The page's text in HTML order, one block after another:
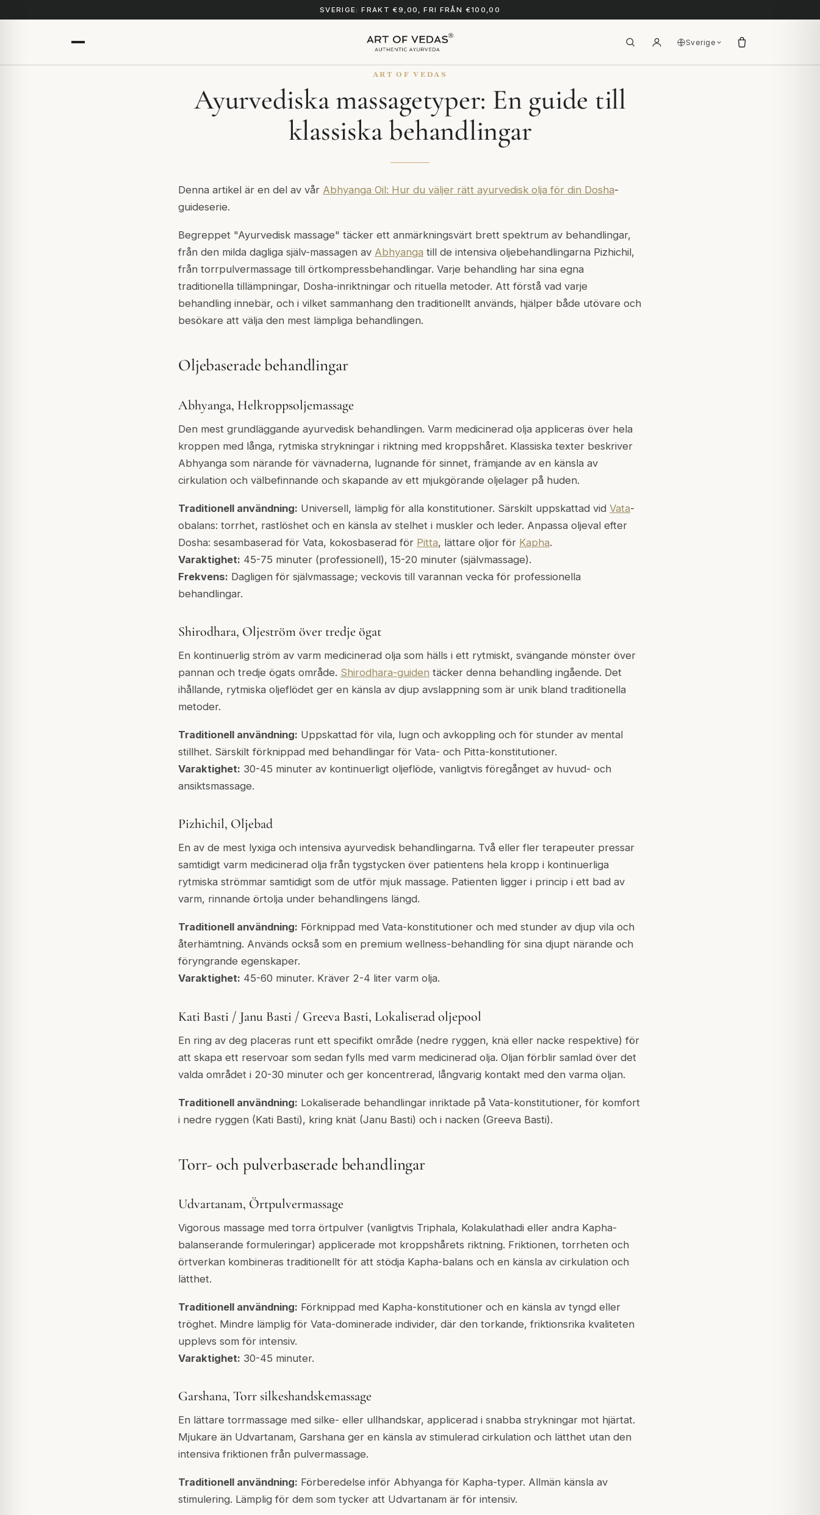
SVERIGE: FRAKT €9,00, FRI FRÅN €100,00
Sverige
ART OF VEDAS
Ayurvediska massagetyper: En guide till
klassiska behandlingar
Denna artikel är en del av vår Abhyanga Oil: Hur du väljer rätt ayurvedisk olja för din Dosha-
guideserie.
Begreppet "Ayurvedisk massage" täcker ett anmärkningsvärt brett spektrum av behandlingar,
från den milda dagliga själv-massagen av Abhyanga till de intensiva oljebehandlingarna Pizhichil,
från torrpulvermassage till örtkompressbehandlingar. Varje behandling har sina egna
traditionella tillämpningar, Dosha-inriktningar och rituella metoder. Att förstå vad varje
behandling innebär, och i vilket sammanhang den traditionellt används, hjälper både utövare och
besökare att välja den mest lämpliga behandlingen.
Oljebaserade behandlingar
Abhyanga, Helkroppsoljemassage
Den mest grundläggande ayurvedisk behandlingen. Varm medicinerad olja appliceras över hela
kroppen med långa, rytmiska strykningar i riktning med kroppshåret. Klassiska texter beskriver
Abhyanga som närande för vävnaderna, lugnande för sinnet, främjande av en känsla av
cirkulation och välbefinnande och skapande av ett mjukgörande oljelager på huden.
Traditionell användning: Universell, lämplig för alla konstitutioner. Särskilt uppskattad vid Vata-
obalans: torrhet, rastlöshet och en känsla av stelhet i muskler och leder. Anpassa oljeval efter
Dosha: sesambaserad för Vata, kokosbaserad för Pitta, lättare oljor för Kapha.
Varaktighet: 45-75 minuter (professionell), 15-20 minuter (självmassage).
Frekvens: Dagligen för självmassage; veckovis till varannan vecka för professionella
behandlingar.
Shirodhara, Oljeström över tredje ögat
En kontinuerlig ström av varm medicinerad olja som hälls i ett rytmiskt, svängande mönster över
pannan och tredje ögats område. Shirodhara-guiden täcker denna behandling ingående. Det
ihållande, rytmiska oljeflödet ger en känsla av djup avslappning som är unik bland traditionella
metoder.
Traditionell användning: Uppskattad för vila, lugn och avkoppling och för stunder av mental
stillhet. Särskilt förknippad med behandlingar för Vata- och Pitta-konstitutioner.
Varaktighet: 30-45 minuter av kontinuerligt oljeflöde, vanligtvis föregånget av huvud- och
ansiktsmassage.
Pizhichil, Oljebad
En av de mest lyxiga och intensiva ayurvedisk behandlingarna. Två eller fler terapeuter pressar
samtidigt varm medicinerad olja från tygstycken över patientens hela kropp i kontinuerliga
rytmiska strömmar samtidigt som de utför mjuk massage. Patienten ligger i princip i ett bad av
varm, rinnande örtolja under behandlingens längd.
Traditionell användning: Förknippad med Vata-konstitutioner och med stunder av djup vila och
återhämtning. Används också som en premium wellness-behandling för sina djupt närande och
föryngrande egenskaper.
Varaktighet: 45-60 minuter. Kräver 2-4 liter varm olja.
Kati Basti / Janu Basti / Greeva Basti, Lokaliserad oljepool
En ring av deg placeras runt ett specifikt område (nedre ryggen, knä eller nacke respektive) för
att skapa ett reservoar som sedan fylls med varm medicinerad olja. Oljan förblir samlad över det
valda området i 20-30 minuter och ger koncentrerad, långvarig kontakt med den varma oljan.
Traditionell användning: Lokaliserade behandlingar inriktade på Vata-konstitutioner, för komfort
i nedre ryggen (Kati Basti), kring knät (Janu Basti) och i nacken (Greeva Basti).
Torr- och pulverbaserade behandlingar
Udvartanam, Örtpulvermassage
Vigorous massage med torra örtpulver (vanligtvis Triphala, Kolakulathadi eller andra Kapha-
balanserande formuleringar) applicerade mot kroppshårets riktning. Friktionen, torrheten och
örtverkan kombineras traditionellt för att stödja Kapha-balans och en känsla av cirkulation och
lätthet.
Traditionell användning: Förknippad med Kapha-konstitutioner och en känsla av tyngd eller
tröghet. Mindre lämplig för Vata-dominerade individer, där den torkande, friktionsrika kvaliteten
upplevs som för intensiv.
Varaktighet: 30-45 minuter.
Garshana, Torr silkeshandskemassage
En lättare torrmassage med silke- eller ullhandskar, applicerad i snabba strykningar mot hjärtat.
Mjukare än Udvartanam, Garshana ger en känsla av stimulerad cirkulation och lätthet utan den
intensiva friktionen från pulvermassage.
Traditionell användning: Förberedelse inför Abhyanga för Kapha-typer. Allmän känsla av
stimulering. Lämplig för dem som tycker att Udvartanam är för intensiv.